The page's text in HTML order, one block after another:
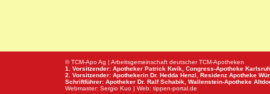
© TCM-Apo Ag | Arbeitsgemeinschaft deutscher TCM-Apotheken
1. Vorsitzender: Apotheker Patrick Kwik, Congress-Apotheke
2. Vorsitzender: Apothekerin Dr. Hedda Henzl, Residenz Apotheke
Schriftführer: Apotheker Dr. Ralf Schabik, Wallenstein-Apotheke
Webmaster: Sergio Kuo | Web: tippen-portal.de